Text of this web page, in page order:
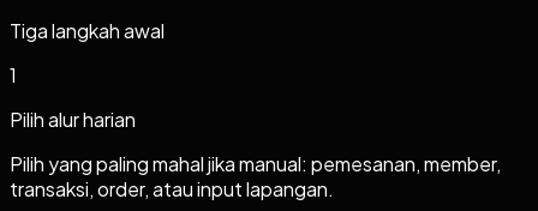
Tiga langkah awal
1
Pilih alur harian
Pilih yang paling mahal jika manual: pemesanan, member,
transaksi, order, atau input lapangan.